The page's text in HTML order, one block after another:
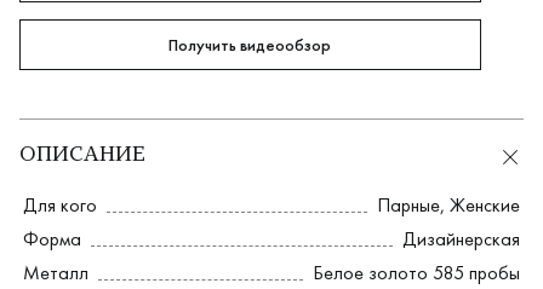
Получить видеообзор
ОПИСАНИЕ
Для кого Парные, Женские
Форма
Дизайнерская
Металл
Белое золото 585 пробы